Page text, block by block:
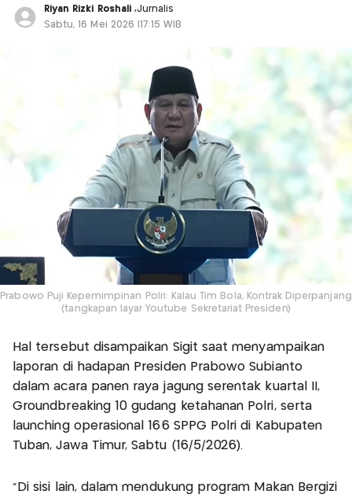
Riyan Rizki Roshali ,Jurnalis
Sabtu, 16 Mei 2026 |17:15 WIB
Prabowo Puji Kepemimpinan Polri: Kalau Tim Bola, Kontrak Diperpanjang
(tangkapan layar Youtube Sekretariat Presiden)
Hal tersebut disampaikan Sigit saat menyampaikan
laporan di hadapan Presiden Prabowo Subianto
dalam acara panen raya jagung serentak kuartal II,
Groundbreaking 10 gudang ketahanan Polri, serta
launching operasional 166 SPPG Polri di Kabupaten
Tuban, Jawa Timur, Sabtu (16/5/2026).
"Di sisi lain, dalam mendukung program Makan Bergizi